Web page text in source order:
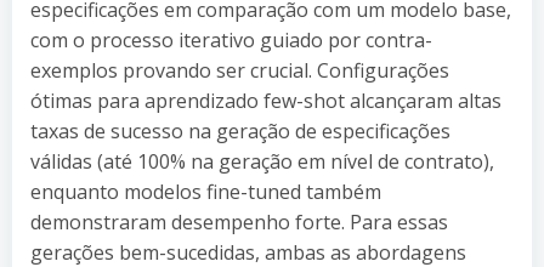
especificações em comparação com um modelo base,
com o processo iterativo guiado por contra-
exemplos provando ser crucial. Configurações
ótimas para aprendizado few-shot alcançaram altas
taxas de sucesso na geração de especificações
válidas (até 100% na geração em nível de contrato),
enquanto modelos fine-tuned também
demonstraram desempenho forte. Para essas
gerações bem-sucedidas, ambas as abordagens